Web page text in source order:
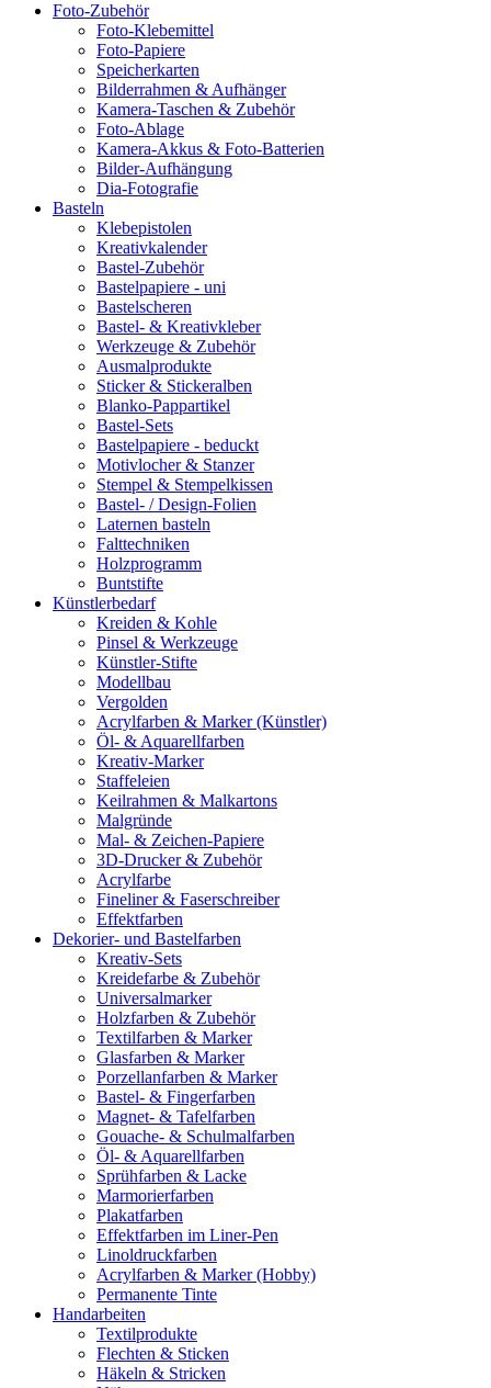
Foto-Zubehör
Foto-Klebemittel
Foto-Papiere
Speicherkarten
Bilderrahmen & Aufhänger
Kamera-Taschen & Zubehör
Foto-Ablage
Kamera-Akkus & Foto-Batterien
Bilder-Aufhängung
Dia-Fotografie
Basteln
Klebepistolen
Kreativkalender
Bastel-Zubehör
Bastelpapiere - uni
Bastelscheren
Bastel- & Kreativkleber
Werkzeuge & Zubehör
Ausmalprodukte
Sticker & Stickeralben
Blanko-Pappartikel
Bastel-Sets
Bastelpapiere - beduckt
Motivlocher & Stanzer
Stempel & Stempelkissen
Bastel- / Design-Folien
Laternen basteln
Falttechniken
Holzprogramm
Buntstifte
Künstlerbedarf
Kreiden & Kohle
Pinsel & Werkzeuge
Künstler-Stifte
Modellbau
Vergolden
Acrylfarben & Marker (Künstler)
Öl- & Aquarellfarben
Kreativ-Marker
Staffeleien
Keilrahmen & Malkartons
Malgründe
Mal- & Zeichen-Papiere
3D-Drucker & Zubehör
Acrylfarbe
Fineliner & Faserschreiber
Effektfarben
Dekorier- und Bastelfarben
Kreativ-Sets
Kreidefarbe & Zubehör
Universalmarker
Holzfarben & Zubehör
Textilfarben & Marker
Glasfarben & Marker
Porzellanfarben & Marker
Bastel- & Fingerfarben
Magnet- & Tafelfarben
Gouache- & Schulmalfarben
Öl- & Aquarellfarben
Sprühfarben & Lacke
Marmorierfarben
Plakatfarben
Effektfarben im Liner-Pen
Linoldruckfarben
Acrylfarben & Marker (Hobby)
Permanente Tinte
Handarbeiten
Textilprodukte
Flechten & Sticken
Häkeln & Stricken